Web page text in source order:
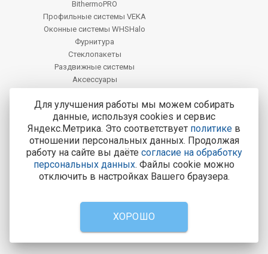
BithermoPRO
Профильные системы VEKA
Оконные системы WHSHalo
Фурнитура
Стеклопакеты
Раздвижные системы
Аксессуары
Центральный офис продаж:
Калуга, Калуга, ул. М. Жукова, д. 25
Тел.: 8-800-200-4221
Все адреса и контакты
Консультации и заказ пластиковых окон.
Вызвать замерщика
Для улучшения работы мы можем собирать
данные, используя cookies и сервис
Яндекс.Метрика. Это соответствует политике в
отношении персональных данных. Продолжая
работу на сайте вы даёте согласие на обработку
персональных данных. Файлы cookie можно
отключить в настройках Вашего браузера.
ХОРОШО